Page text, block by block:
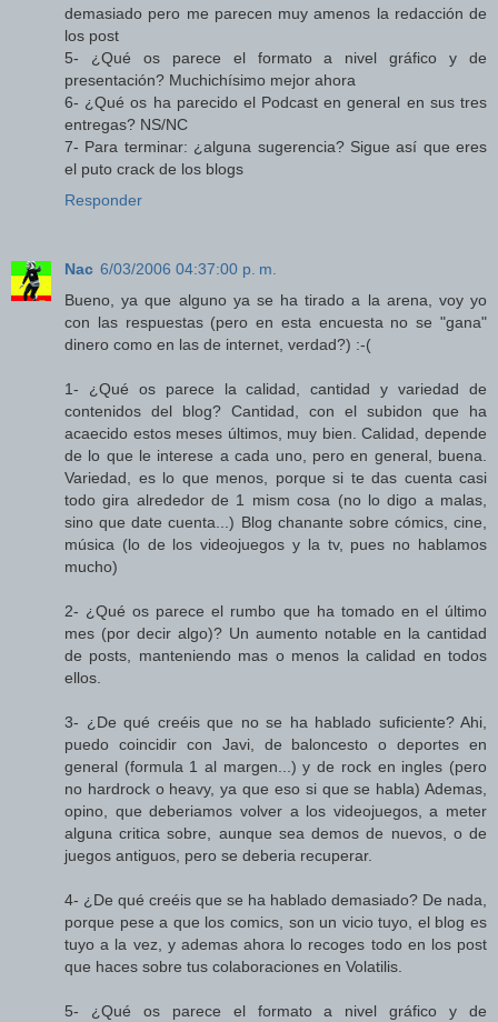
demasiado pero me parecen muy amenos la redacción de
los post
5- ¿Qué os parece el formato a nivel gráfico y de
presentación? Muchichísimo mejor ahora
6- ¿Qué os ha parecido el Podcast en general en sus tres
entregas? NS/NC
7- Para terminar: ¿alguna sugerencia? Sigue así que eres
el puto crack de los blogs
Responder
Nac 6/03/2006 04:37:00 p. m.
Bueno, ya que alguno ya se ha tirado a la arena, voy yo
con las respuestas (pero en esta encuesta no se "gana"
dinero como en las de internet, verdad?) :-(
1- ¿Qué os parece la calidad, cantidad y variedad de
contenidos del blog? Cantidad, con el subidon que ha
acaecido estos meses últimos, muy bien. Calidad, depende
de lo que le interese a cada uno, pero en general, buena.
Variedad, es lo que menos, porque si te das cuenta casi
todo gira alrededor de 1 mism cosa (no lo digo a malas,
sino que date cuenta...) Blog chanante sobre cómics, cine,
música (lo de los videojuegos y la tv, pues no hablamos
mucho)
2- ¿Qué os parece el rumbo que ha tomado en el último
mes (por decir algo)? Un aumento notable en la cantidad
de posts, manteniendo mas o menos la calidad en todos
ellos.
3- ¿De qué creéis que no se ha hablado suficiente? Ahi,
puedo coincidir con Javi, de baloncesto o deportes en
general (formula 1 al margen...) y de rock en ingles (pero
no hardrock o heavy, ya que eso si que se habla) Ademas,
opino, que deberiamos volver a los videojuegos, a meter
alguna critica sobre, aunque sea demos de nuevos, o de
juegos antiguos, pero se deberia recuperar.
4- ¿De qué creéis que se ha hablado demasiado? De nada,
porque pese a que los comics, son un vicio tuyo, el blog es
tuyo a la vez, y ademas ahora lo recoges todo en los post
que haces sobre tus colaboraciones en Volatilis.
5- ¿Qué os parece el formato a nivel gráfico y de